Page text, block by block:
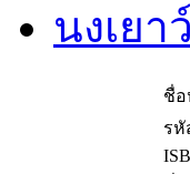
นงเย
ชื่อ
รหั